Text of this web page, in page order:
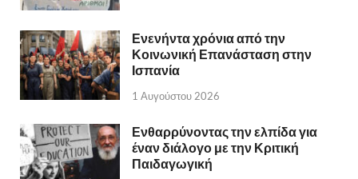
Ενενήντα χρόνια από την
Κοινωνική Επανάσταση στην
Ισπανία
1 Αυγούστου 2026
Ενθαρρύνοντας την ελπίδα για
έναν διάλογο με την Κριτική
Παιδαγωγική